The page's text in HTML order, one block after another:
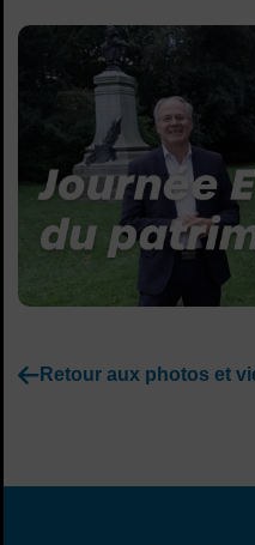
Retour aux photos et